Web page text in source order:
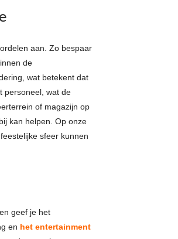
aan. Zo bespaar
de
wat betekent dat
personeel, wat de
of magazijn op
kan helpen. Op onze
sfeer kunnen
geef je het
en het entertainment